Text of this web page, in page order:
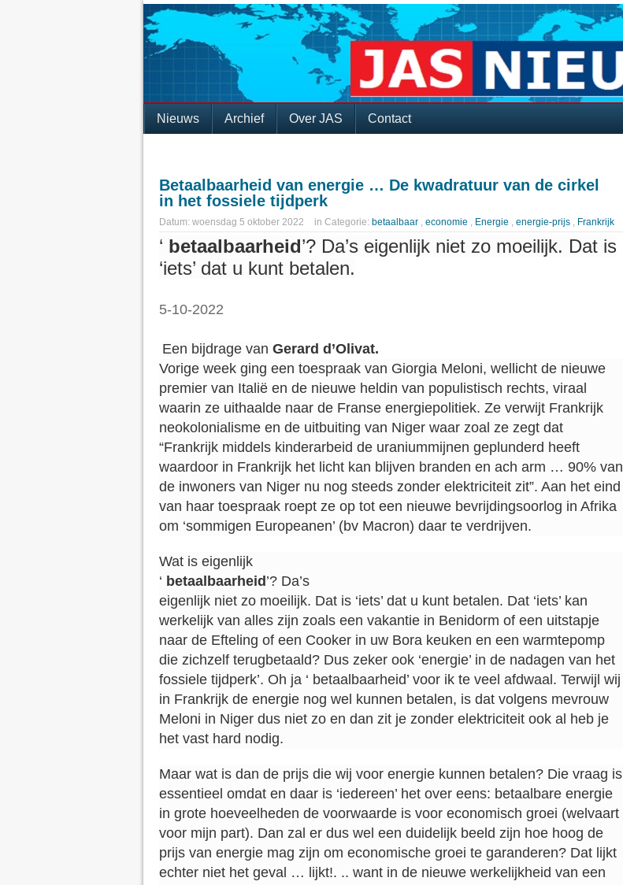
Nieuws Archief Over JAS Contact
Betaalbaarheid van energie … De kwadratuur van de cirkel
in het fossiele tijdperk
Datum: woensdag 5 oktober 2022 in Categorie: betaalbaar , economie , Energie , energie-prijs , Frankrijk
‘ betaalbaarheid’? Da’s eigenlijk niet zo moeilijk. Dat is
‘iets’ dat u kunt betalen.
5-10-2022
Een bijdrage van Gerard d’Olivat.
Vorige week ging een toespraak van Giorgia Meloni, wellicht de nieuwe
premier van Italië en de nieuwe heldin van populistisch rechts, viraal
waarin ze uithaalde naar de Franse energiepolitiek. Ze verwijt Frankrijk
neokolonialisme en de uitbuiting van Niger waar zoal ze zegt dat
“Frankrijk middels kinderarbeid de uraniummijnen geplunderd heeft
waardoor in Frankrijk het licht kan blijven branden en ach arm … 90% van
de inwoners van Niger nu nog steeds zonder elektriciteit zit”. Aan het eind
van haar toespraak roept ze op tot een nieuwe bevrijdingsoorlog in Afrika
om ‘sommigen Europeanen’ (bv Macron) daar te verdrijven.
Wat is eigenlijk
‘ betaalbaarheid ’? Da’s
eigenlijk niet zo moeilijk. Dat is ‘iets’ dat u kunt betalen. Dat ‘iets’ kan
werkelijk van alles zijn zoals een vakantie in Benidorm of een uitstapje
naar de Efteling of een Cooker in uw Bora keuken en een warmtepomp
die zichzelf terugbetaald? Dus zeker ook ‘energie’ in de nadagen van het
fossiele tijdperk’. Oh ja ‘ betaalbaarheid’ voor ik te veel afdwaal. Terwijl wij
in Frankrijk de energie nog wel kunnen betalen, is dat volgens mevrouw
Meloni in Niger dus niet zo en dan zit je zonder elektriciteit ook al heb je
het vast hard nodig.
Maar wat is dan de prijs die wij voor energie kunnen betalen? Die vraag is
essentieel omdat en daar is ‘iedereen’ het over eens: betaalbare energie
in grote hoeveelheden de voorwaarde is voor economisch groei (welvaart
voor mijn part). Dan zal er dus wel een duidelijk beeld zijn hoe hoog de
prijs van energie mag zijn om economische groei te garanderen? Dat lijkt
echter niet het geval … lijkt!. .. want in de nieuwe werkelijkheid van een